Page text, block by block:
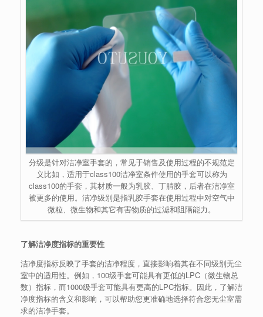
分级是针对洁净室手套的，常见于销售及使用过程的不规范定
义比如，适用于class100洁净室条件使用的手套可以称为
class100的手套，其材质一般为乳胶、丁腈胶，后者在洁净室
被更多的使用。洁净级别是指乳胶手套在使用过程中对空气中
微粒、微生物和其它有害物质的过滤和阻隔能力。
了解洁净度指标的重要性
洁净度指标反映了手套的洁净程度，直接影响着其在不同级别无尘
室中的适用性。例如，100级手套可能具有更低的LPC（微生物总
数）指标，而1000级手套可能具有更高的LPC指标。因此，了解洁
净度指标的含义和影响，可以帮助您更准确地选择符合您无尘室需
求的洁净手套。